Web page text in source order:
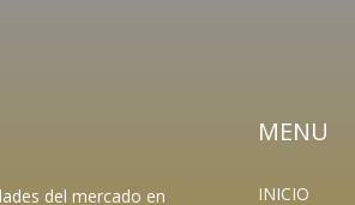
del mercado en
MENU
INICIO